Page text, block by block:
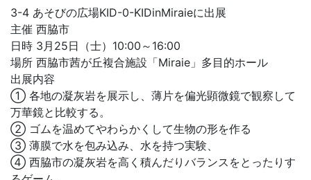
3-4 あそびの広場KID-0-KIDinMiraieに出展
主催 西脇市
日時 3月25日（士）10:00～16:00
場所 西脇市茜が丘複合施設「Miraie」多目的ホール
出展内容
① 各地の凝灰岩を展示し、薄片を偏光顕微鏡で観察して
万華鏡と比較する。
② ゴムを温めてやわらかくして生物の形を作る
③ 薄膜で水を包み込み、水を持つ実験、
④ 西脇市の凝灰岩を高く積んだりバランスをとったりす